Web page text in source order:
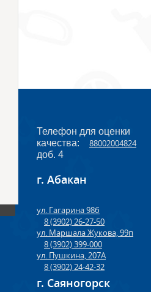
Телефон для оценки
качества:
88002004824
доб. 4
г. Абакан
ул. Гагарина 98б
8 (3902) 26-27-50
ул. Маршала Жукова, 99п
8 (3902) 399-000
ул. Пушкина, 207А
8 (3902) 24-42-32
г. Саяногорск